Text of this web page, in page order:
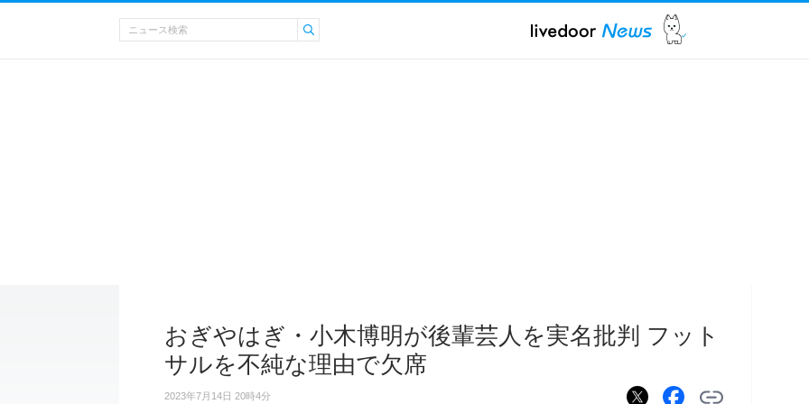
おぎやはぎ・小木博明が後輩芸人を実名批判 フット
サルを不純な理由で欠席
2023年7月14日 20時4分